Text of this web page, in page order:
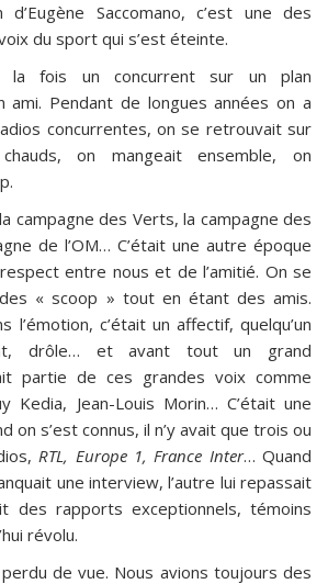
Saccomano, c’est une des
du sport qui s’est éteinte.
la fois un concurrent sur un plan
ami. Pendant de longues années on a
concurrentes, on se retrouvait sur
on mangeait ensemble, on
campagne des Verts, la campagne des
de l’OM… C’était une autre époque
entre nous et de l’amitié. On se
« scoop » tout en étant des amis.
l’émotion, c’était un affectif, quelqu’un
drôle… et avant tout un grand
partie de ces grandes voix comme
Kedia, Jean-Louis Morin… C’était une
on s’est connus, il n’y avait que trois ou
RTL, Europe 1, France Inter… Quand
une interview, l’autre lui repassait
des rapports exceptionnels, témoins
révolu.
de vue. Nous avions toujours des